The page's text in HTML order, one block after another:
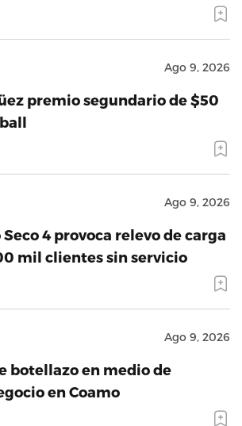
Ago 9, 2026
premio segundario de $50
Ago 9, 2026
4 provoca relevo de carga
mil clientes sin servicio
Ago 9, 2026
botellazo en medio de
en Coamo